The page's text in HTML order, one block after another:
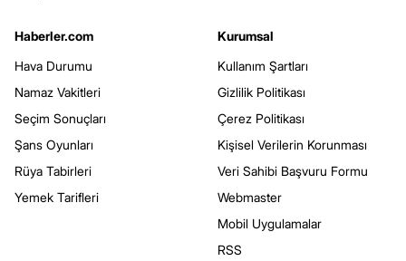
Haberler.com
Hava Durumu
Namaz Vakitleri
Seçim Sonuçları
Şans Oyunları
Rüya Tabirleri
Yemek Tarifleri
Kurumsal
Kullanım Şartları
Gizlilik Politikası
Çerez Politikası
Kişisel Verilerin Korunması
Veri Sahibi Başvuru Formu
Webmaster
Mobil Uygulamalar
RSS